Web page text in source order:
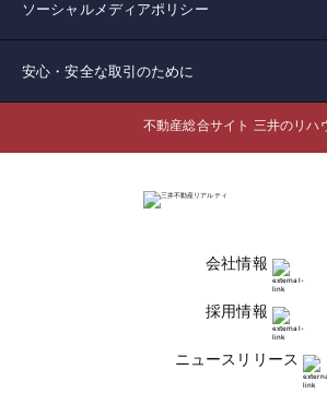
ソーシャルメディアポリシー
安心・安全な取引のために
不動産総合サイト 三井のリハ
会社情報
採用情報
ニュースリリース